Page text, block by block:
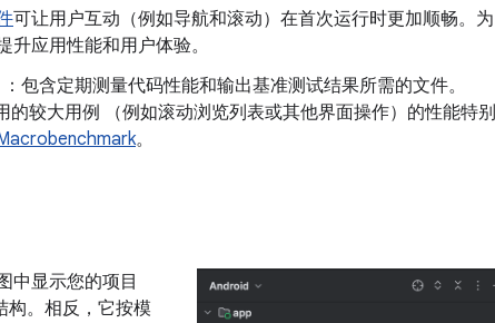
可让用户互动（例如导航和滚动）在首次运行时更加顺畅。为
应用性能和用户体验。
：包含定期测量代码性能和输出基准测试结果所需的文件。
较大用例 （例如滚动浏览列表或其他界面操作）的性能特别
。
中显示您的项目
构。相反，它按模